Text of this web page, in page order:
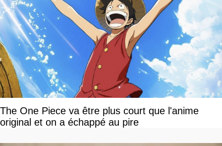
The One Piece va être plus court que l'anime
original et on a échappé au pire